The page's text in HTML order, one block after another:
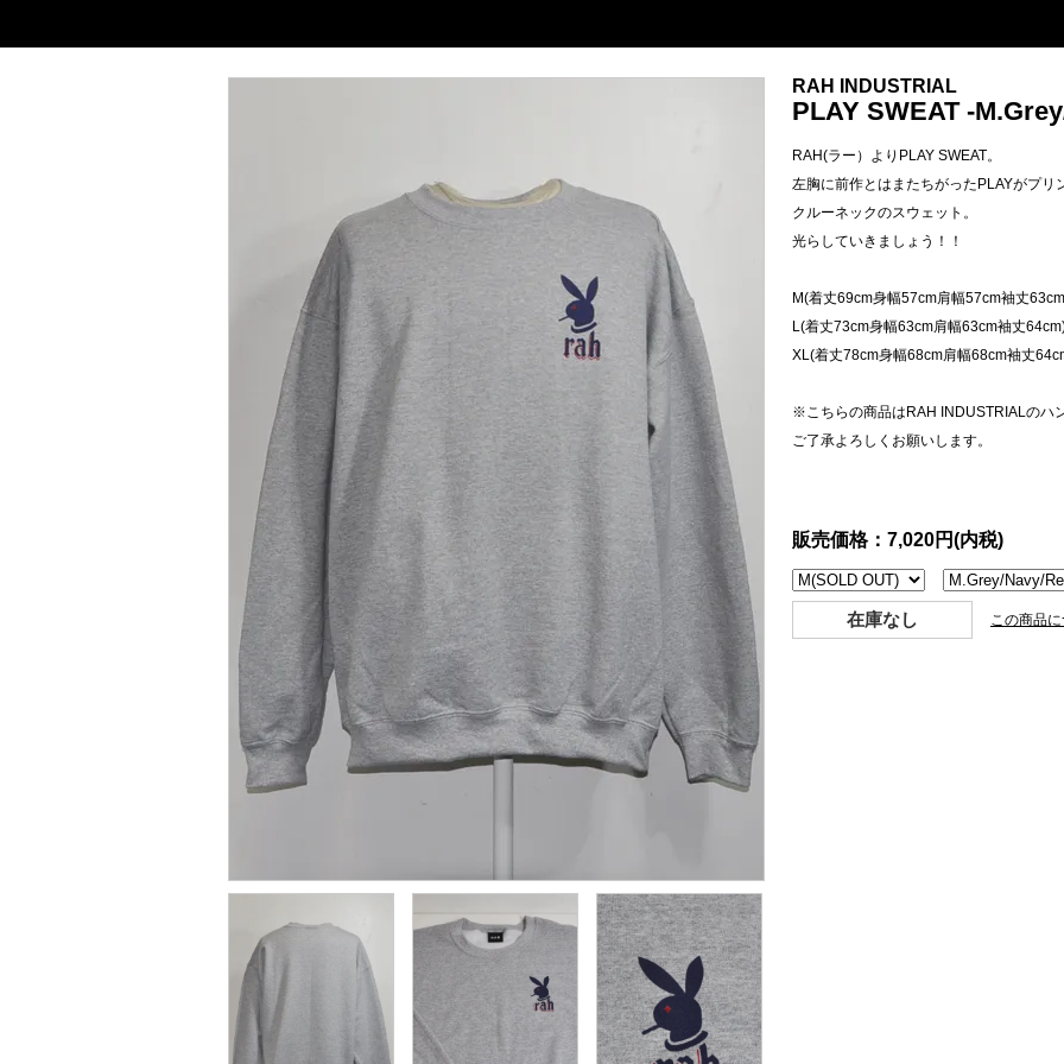
RAH INDUSTRIAL
PLAY SWEAT -
RAH(ラー）よりPLAY SWEAT。
左胸に前作とはまたちがったPLAYがプリ
クルーネックのスウェット。
光らしていきましょう！！
M(着丈69cm身幅57cm肩幅57cm袖丈
L(着丈73cm身幅63cm肩幅63cm袖丈
XL(着丈78cm身幅68cm肩幅68cm袖丈
※こちらの商品はRAH INDUSTRIALのハ
ご了承よろしくお願いします。
販売価格：7,020円(内税)
在庫なし この商品